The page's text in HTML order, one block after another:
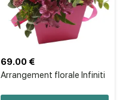
Arrangement florale Infiniti
69.00 €